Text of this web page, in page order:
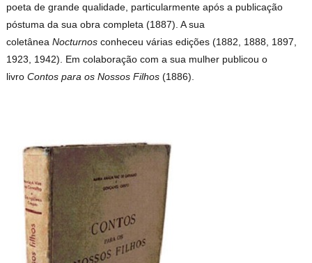
poeta de grande qualidade, particularmente após a publicação
póstuma da sua obra completa (1887). A sua
coletâneaNocturnos conheceu várias edições (1882, 1888, 1897,
1923, 1942). Em colaboração com a sua mulher publicou o
livroContos para os Nossos Filhos (1886).